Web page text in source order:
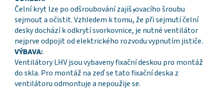
Čelní kryt lze po odšroubování zajišܙovacího šroubu
sejmout a očistit. Vzhledem k tomu, že při sejmutí čelní
desky dochází k odkrytí svorkovnice, je nutné ventilátor
nejprve odpojit od elektrického rozvodu vypnutím jističe.
VÝBAVA:
Ventilátory LHV jsou vybaveny fixační deskou pro montáž
do skla. Pro montáž na zeď se tato fixační deska z
ventilátoru odmontuje a nepoužije se.